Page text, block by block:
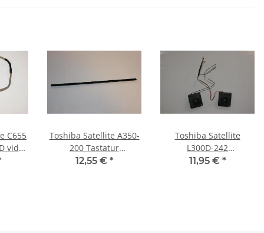
C655
video
Toshiba Satellite A350-
200 Tastatur
Abdeckung Leiste Bezel
12,55 € *
Toshiba Satellite
L300D-242
Lautsprecher
11,95 € *